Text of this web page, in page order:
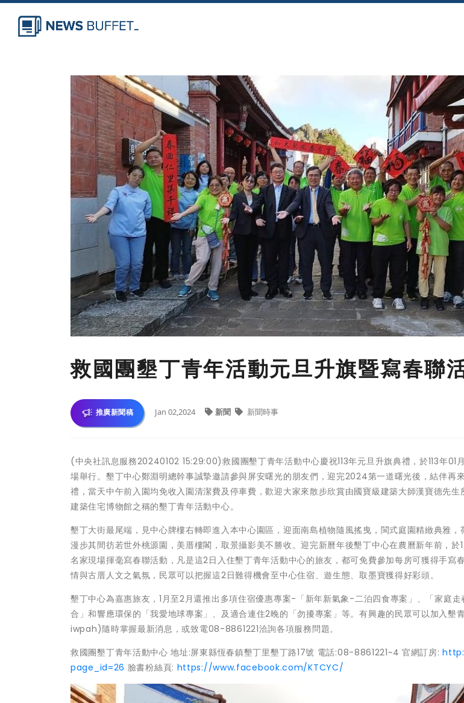
救國團墾丁青年活動元旦升旗暨寫春聯
推廣新聞稿 Jan 02,2024 新聞 新聞時事
(中央社訊息服務20240102 15:29:00)救國團墾丁青年活動中心慶祝113年元旦升旗典禮，於113年01
場舉行。墾丁中心鄭淵明總幹事誠摯邀請參與屏安曙光的朋友們，迎完2024第一道曙光後，結伴再
禮，當天中午前入園均免收入園清潔費及停車費，歡迎大家來散步欣賞由國寶級建築大師漢寶德先
建築住宅博物館之稱的墾丁青年活動中心。
墾丁大街最尾端，見中心牌樓右轉即進入本中心園區，迎面南島植物隨風搖曳，閩式庭園精緻典雅，
漫步其間彷若世外桃源園，美厝樓閣，取景攝影美不勝收。迎完新曆年後墾丁中心在農曆新年前，於
名家現場揮毫寫春聯活動，凡是這2日入住墾丁青年活動中心的旅友，都可免費參加每房可獲得手寫
情與古厝人文之氣氛，民眾可以把握這2日難得機會至中心住宿、遊生態、取墨寶獲得好彩頭。
墾丁中心為嘉惠旅友，1月至2月還推出多項住宿優惠專案-「新年新氣象-二泊四食專案」、「家庭走
合」和響應環保的「我愛地球專案」、及適合連住2晚的「勿擾專案」等。有興趣的民眾可以加入墾
iwpah)隨時掌握最新消息，或致電08-8861221洽詢各項服務問題。
救國團墾丁青年活動中心 地址:屏東縣恆春鎮墾丁里墾丁路17號 電話:08-8861221~4 官網訂房:
page_id=26 臉書粉絲頁: https://www.facebook.com/KTCYC/